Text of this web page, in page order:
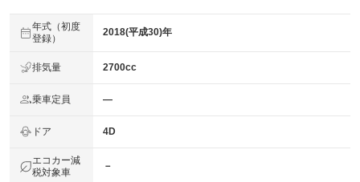
年式（初度
登録）
2018(平成30)年
排気量 2700cc
乗車定員 ―
ドア 4D
エコカー減
税対象車
－